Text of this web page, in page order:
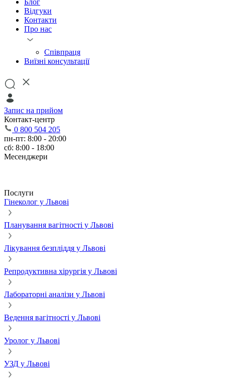
Блог
Відгуки
Контакти
Про нас
Співпраця
Виїзні консультації
Запис на прийом
Контакт-центр
0 800 504 205
пн-пт: 8:00 - 20:00
сб: 8:00 - 18:00
Месенджери
Послуги
Гінеколог у Львові
Планування вагітності у Львові
Лікування безпліддя у Львові
Репродуктивна хірургія у Львові
Лабораторні аналізи у Львові
Ведення вагітності у Львові
Уролог у Львові
УЗД у Львові